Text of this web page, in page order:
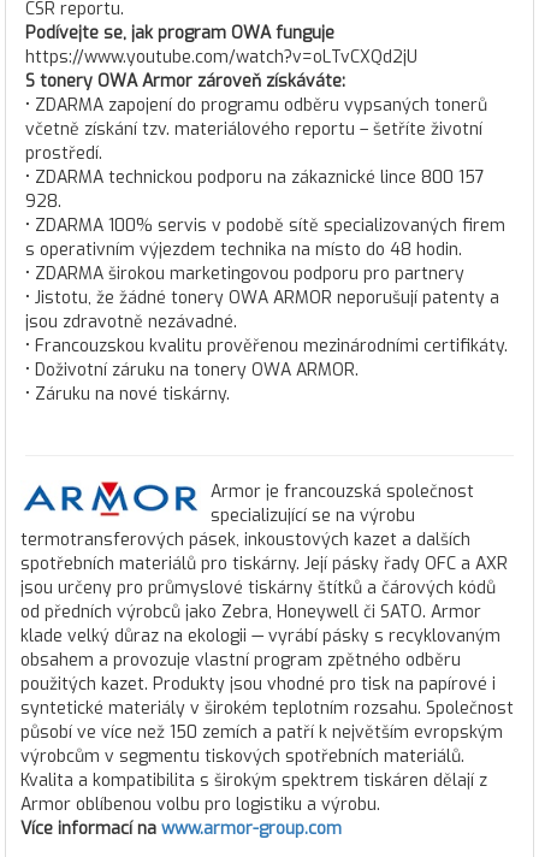
CSR reportu.
Podívejte se, jak program OWA funguje
https://www.youtube.com/watch?v=oLTvCXQd2jU
S tonery OWA Armor zároveň získáváte:
• ZDARMA zapojení do programu odběru vypsaných tonerů
včetně získání tzv. materiálového reportu – šetříte životní
prostředí.
• ZDARMA technickou podporu na zákaznické lince 800 157
928.
• ZDARMA 100% servis v podobě sítě specializovaných firem
s operativním výjezdem technika na místo do 48 hodin.
• ZDARMA širokou marketingovou podporu pro partnery
• Jistotu, že žádné tonery OWA ARMOR neporušují patenty a
jsou zdravotně nezávadné.
• Francouzskou kvalitu prověřenou mezinárodními certifikáty.
• Doživotní záruku na tonery OWA ARMOR.
• Záruku na nové tiskárny.
Armor je francouzská společnost
specializující se na výrobu
termotransferových pásek, inkoustových kazet a dalších
spotřebních materiálů pro tiskárny. Její pásky řady OFC a AXR
jsou určeny pro průmyslové tiskárny štítků a čárových kódů
od předních výrobců jako Zebra, Honeywell či SATO. Armor
klade velký důraz na ekologii — vyrábí pásky s recyklovaným
obsahem a provozuje vlastní program zpětného odběru
použitých kazet. Produkty jsou vhodné pro tisk na papírové i
syntetické materiály v širokém teplotním rozsahu. Společnost
působí ve více než 150 zemích a patří k největším evropským
výrobcům v segmentu tiskových spotřebních materiálů.
Kvalita a kompatibilita s širokým spektrem tiskáren dělají z
Armor oblíbenou volbu pro logistiku a výrobu.
Více informací na www.armor-group.com